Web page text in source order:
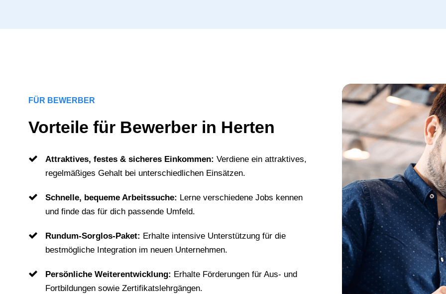
FÜR BEWERBER
Vorteile für Bewerber in Herten
Attraktives, festes & sicheres Einkommen: Verdiene ein attraktives,
regelmäßiges Gehalt bei unterschiedlichen Einsätzen.
Schnelle, bequeme Arbeitssuche: Lerne verschiedene Jobs kennen
und finde das für dich passende Umfeld.
Rundum-Sorglos-Paket: Erhalte intensive Unterstützung für die
bestmögliche Integration im neuen Unternehmen.
Persönliche Weiterentwicklung: Erhalte Förderungen für Aus- und
Fortbildungen sowie Zertifikatslehrgängen.